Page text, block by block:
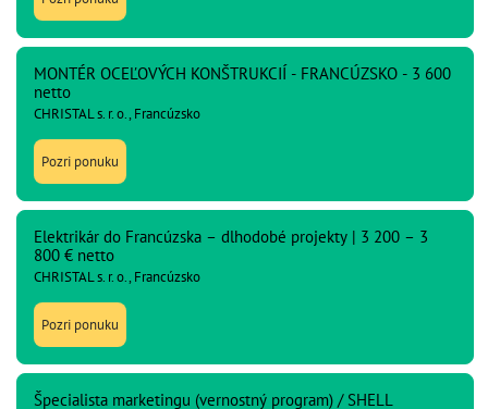
MONTÉR OCEĽOVÝCH KONŠTRUKCIÍ - FRANCÚZSKO - 3 600
netto
CHRISTAL s. r. o., Francúzsko
Pozri ponuku
Elektrikár do Francúzska – dlhodobé projekty | 3 200 – 3
800 € netto
CHRISTAL s. r. o., Francúzsko
Pozri ponuku
Špecialista marketingu (vernostný program) / SHELL